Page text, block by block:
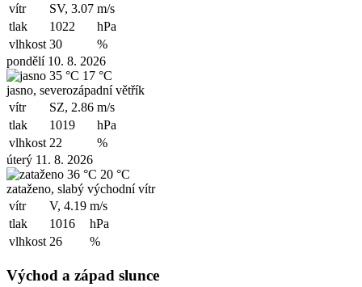
vítr
SV, 3.07 m/s
tlak
1022
hPa
vlhkost 30
%
pondělí 10. 8. 2026
35 °C 17 °C
jasno, severozápadní větřík
vítr
SZ, 2.86 m/s
tlak
1019
hPa
vlhkost 22
%
úterý 11. 8. 2026
36 °C 20 °C
zataženo, slabý východní vítr
vítr
V, 4.19 m/s
tlak
1016
hPa
vlhkost 26 %
Východ a západ slunce